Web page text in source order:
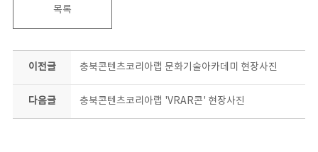
목록
이전글 충북콘텐츠코리아랩 문화기술아카데미 현장사진
다음글 충북콘텐츠코리아랩 'VRAR콘' 현장사진